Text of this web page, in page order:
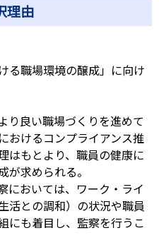
理由
る職場環境の醸成」に向け
り良い職場づくりを進めて
おけるコンプライアンス推
はもとより、職員の健康に
が求められる。
においては、ワーク・ライ
活との調和）の状況や職員
にも着目し、監察を行うこ